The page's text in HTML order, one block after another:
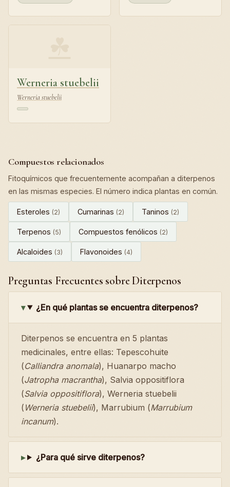
Werneria stuebelii
Werneria stuebelii
Compuestos relacionados
Fitoquímicos que frecuentemente acompañan a diterpenos
en las mismas especies. El número indica plantas en común.
Esteroles (2) Cumarinas (2) Taninos (2)
Terpenos (5) Compuestos fenólicos (2)
Alcaloides (3) Flavonoides (4)
Preguntas Frecuentes sobre Diterpenos
¿En qué plantas se encuentra diterpenos?
Diterpenos se encuentra en 5 plantas
medicinales, entre ellas: Tepescohuite
(Calliandra anomala), Huanarpo macho
(Jatropha macrantha), Salvia oppositiflora
(Salvia oppositiflora), Werneria stuebelii
( Werneria stuebelii), Marrubium (Marrubium
incanum).
¿Para qué sirve diterpenos?